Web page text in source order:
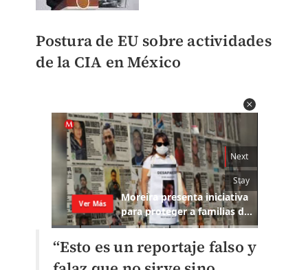
Postura de EU sobre actividades
de la CIA en México
“Esto es un reportaje falso y